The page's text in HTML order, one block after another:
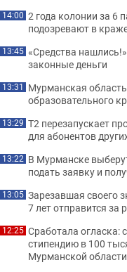
14:00 2 года колонии за 6
подозревают в
13:45 «Средства
законные деньги
13:31 Мурманская
образовательного
13:29 Т2 перезапускает
для абонентов
13:22 В Мурманске
подать заявку и
13:05 Зарезавшая своего
7 лет отправится за
12:25 Сработала огласка:
стипендию в 100
Мурманской области